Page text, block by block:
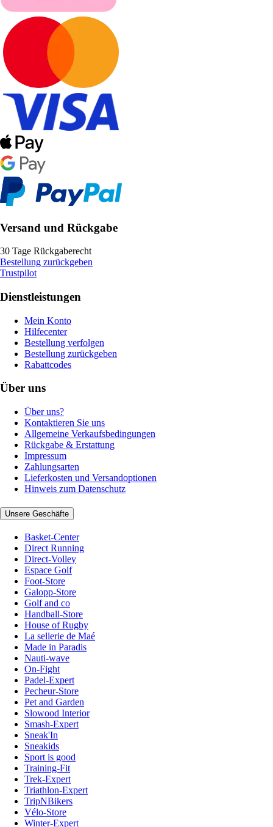
Versand und Rückgabe
30 Tage Rückgaberecht
Bestellung zurückgeben
Trustpilot
Dienstleistungen
Mein Konto
Hilfecenter
Bestellung verfolgen
Bestellung zurückgeben
Rabattcodes
Über uns
Über uns?
Kontaktieren Sie uns
Allgemeine Verkaufsbedingungen
Rückgabe & Erstattung
Impressum
Zahlungsarten
Lieferkosten und Versandoptionen
Hinweis zum Datenschutz
Unsere Geschäfte
Basket-Center
Direct Running
Direct-Volley
Espace Golf
Foot-Store
Galopp-Store
Golf and co
Handball-Store
House of Rugby
La sellerie de Maé
Made in Paradis
Nauti-wave
On-Fight
Padel-Expert
Pecheur-Store
Pet and Garden
Slowood Interior
Smash-Expert
Sneak'In
Sneakids
Sport is good
Training-Fit
Trek-Expert
Triathlon-Expert
TripNBikers
Vélo-Store
Winter-Expert